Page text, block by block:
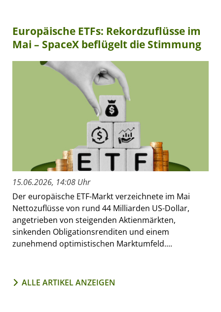
Europäische ETFs: Rekordzuflüsse im
Mai – SpaceX beflügelt die Stimmung
15.06.2026, 14:08 Uhr
Der europäische ETF-Markt verzeichnete im Mai
Nettozuflüsse von rund 44 Milliarden US-Dollar,
angetrieben von steigenden Aktienmärkten,
sinkenden Obligationsrenditen und einem
zunehmend optimistischen Marktumfeld....
ALLE ARTIKEL ANZEIGEN